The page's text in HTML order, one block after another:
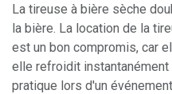
La tireuse à bière sèche
la bière. La location de la
est un bon compromis, car
elle refroidit instantanément
pratique lors d'un